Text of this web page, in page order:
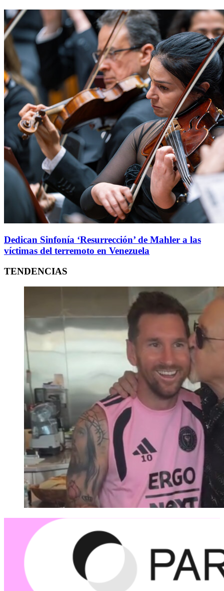
Dedican Sinfonía ‘Resurrección’ de Mahler a las
víctimas del terremoto en Venezuela
TENDENCIAS